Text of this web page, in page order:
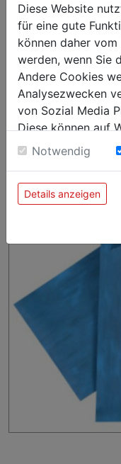
ab 2 Kt
ab 5 Kt
ab 48 Kt
Karton = 520 Stück
TOP
Diese Website
für eine gute
können daher
werden, wenn Sie
Andere Cookies
Analysezwecken
von Sozial Media
Diese können auf
sie unsere
Einwilligung zu
Notwendig
Details anzeigen